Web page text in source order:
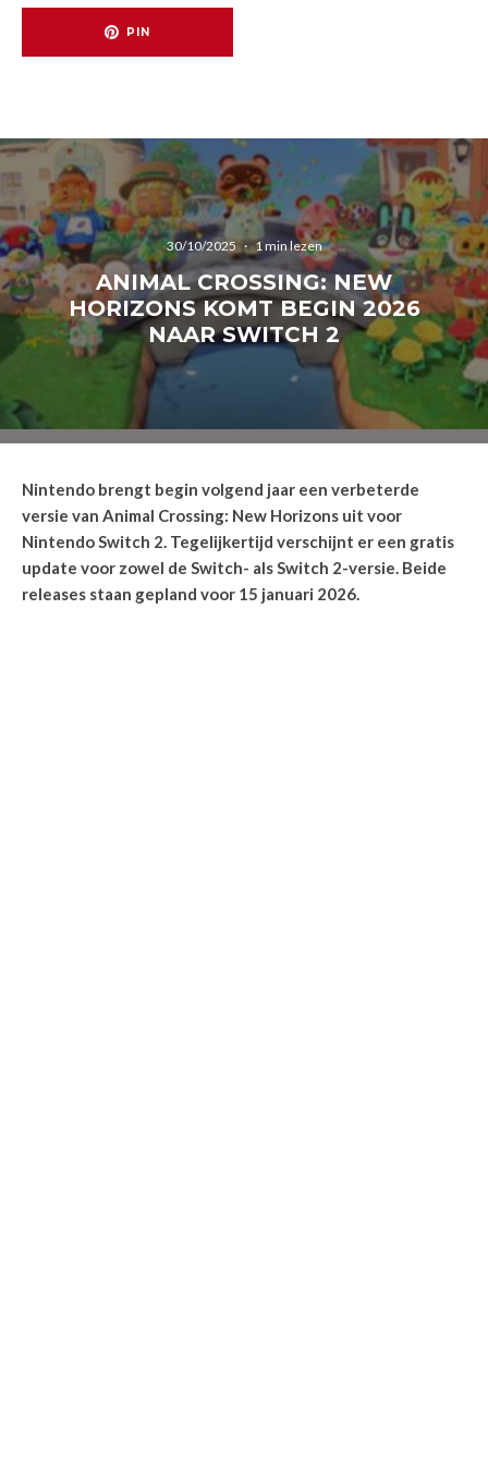
PIN
30/10/2025 · 1 min lezen
ANIMAL CROSSING: NEW
HORIZONS KOMT BEGIN 2026
NAAR SWITCH 2
Nintendo brengt begin volgend jaar een verbeterde
versie van Animal Crossing: New Horizons uit voor
Nintendo Switch 2. Tegelijkertijd verschijnt er een gratis
update voor zowel de Switch- als Switch 2-versie. Beide
releases staan gepland voor 15 januari 2026.